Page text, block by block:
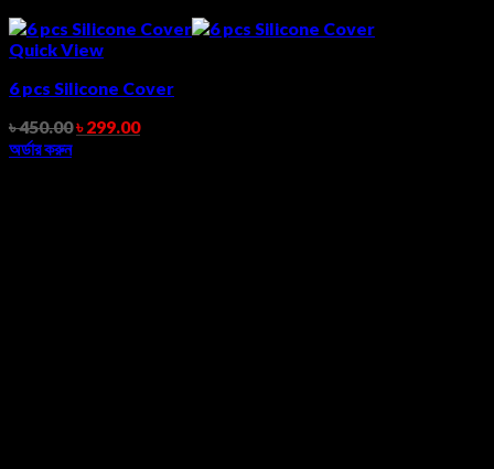
Quick View
6 pcs Silicone Cover
৳450.00৳299.00
অর্ডার করুন